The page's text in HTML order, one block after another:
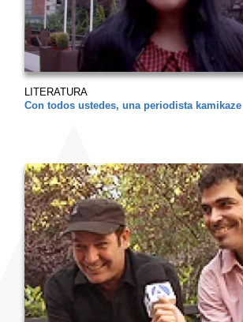
LITERATURA
Con todos ustedes, una periodista kamikaze